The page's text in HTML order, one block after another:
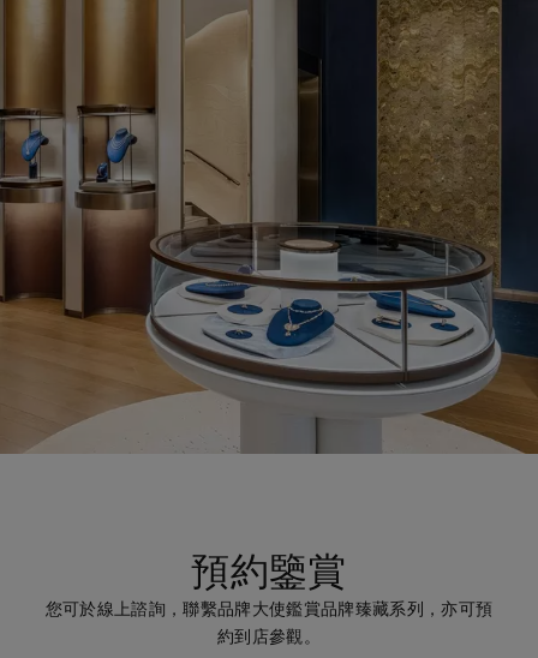
預約鑒賞
您可於線上諮詢，聯繫品牌大使鑑賞品牌臻藏系列，亦可預
約到店參觀。